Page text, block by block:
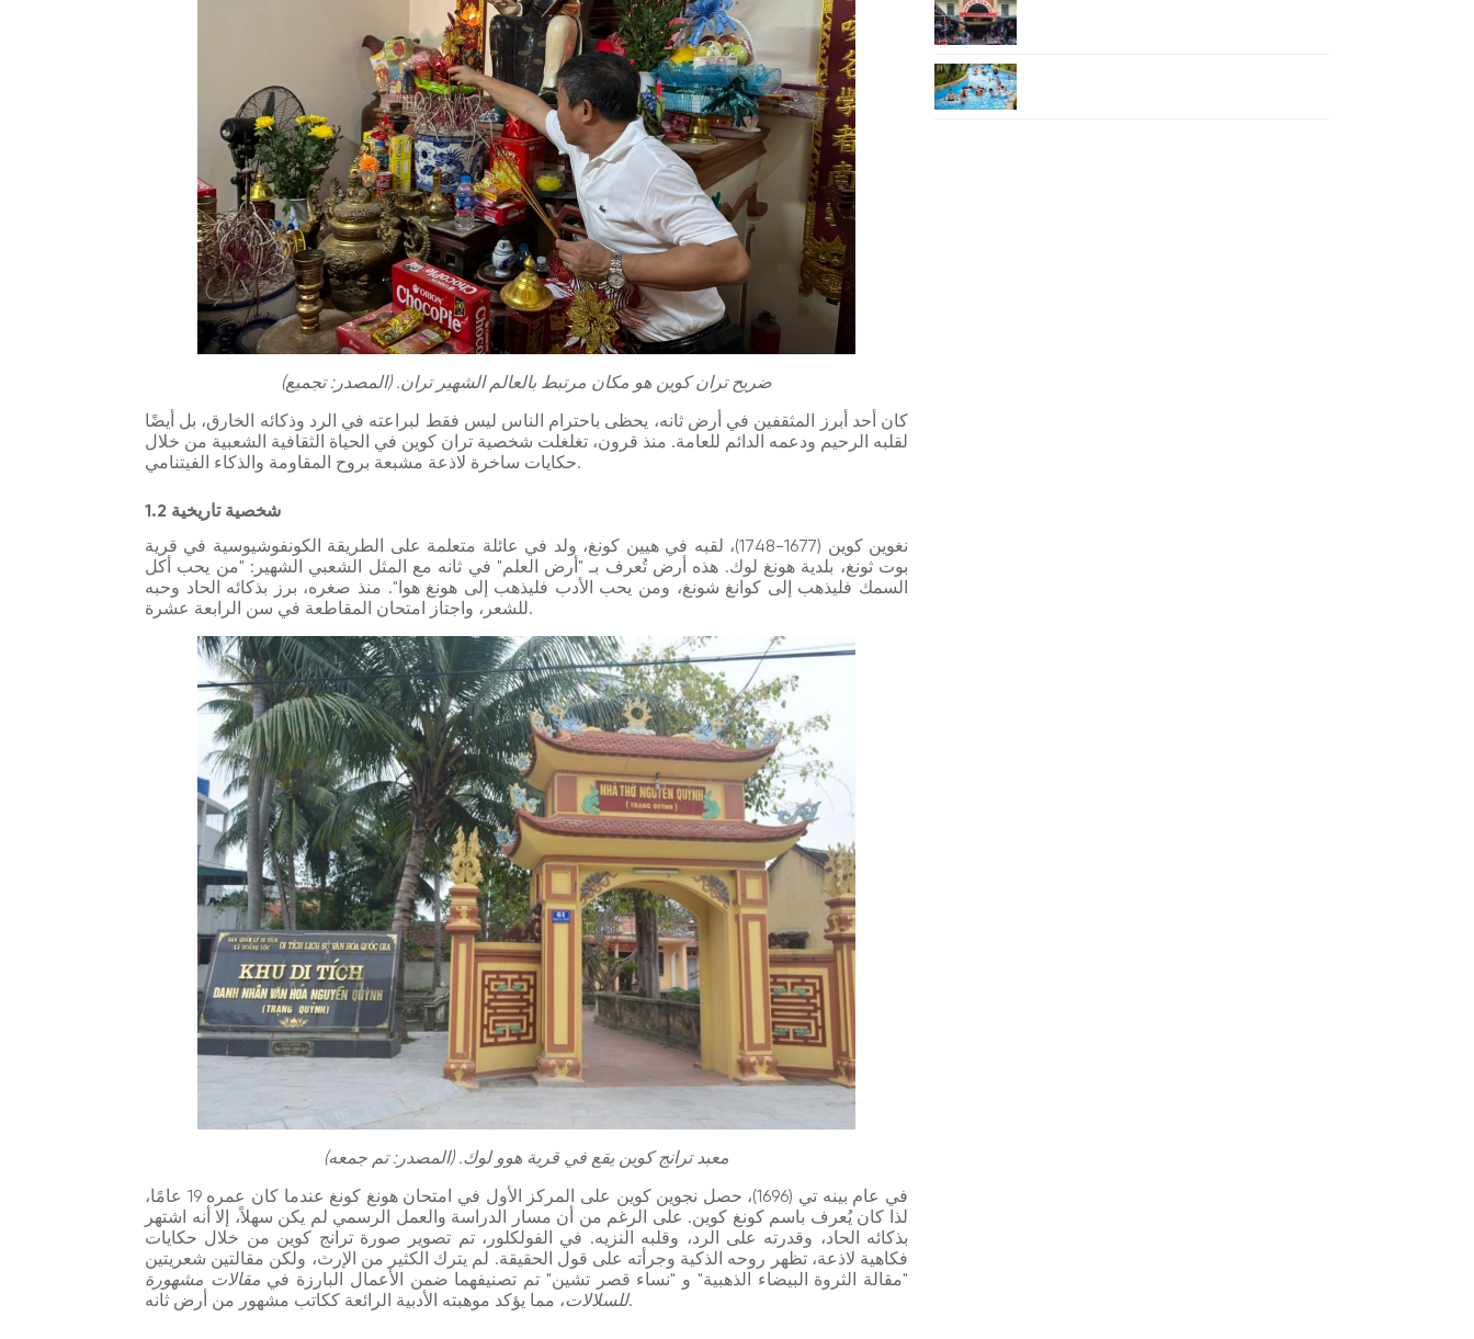
ضريح تران كوين هو مكان مرتبط بالعالم الشهير تران. (المصدر: تجميع)
كان أحد أبرز المثقفين في أرض ثانه، يحظى باحترام الناس ليس فقط لبراعته في الرد وذكائه الخارق، بل أيضًا
لقلبه الرحيم ودعمه الدائم للعامة. منذ قرون، تغلغلت شخصية تران كوين في الحياة الثقافية الشعبية من خلال
حكايات ساخرة لاذعة مشبعة بروح المقاومة والذكاء الفيتنامي.
1.2 شخصية تاريخية
نغوين كوين (1677-1748)، لقبه في هيين كونغ، ولد في عائلة متعلمة على الطريقة الكونفوشيوسية في قرية
بوت ثونغ، بلدية هونغ لوك. هذه أرض تُعرف بـ "أرض العلم" في ثانه مع المثل الشعبي الشهير: "من يحب أكل
السمك فليذهب إلى كوانغ شونغ، ومن يحب الأدب فليذهب إلى هونغ هوا". منذ صغره، برز بذكائه الحاد وحبه
للشعر، واجتاز امتحان المقاطعة في سن الرابعة عشرة.
معبد ترانج كوين يقع في قرية هوو لوك. (المصدر: تم جمعه)
في عام بينه تي (1696)، حصل نجوين كوين على المركز الأول في امتحان هونغ كونغ عندما كان عمره 19 عامًا،
لذا كان يُعرف باسم كونغ كوين. على الرغم من أن مسار الدراسة والعمل الرسمي لم يكن سهلاً، إلا أنه اشتهر
بذكائه الحاد، وقدرته على الرد، وقلبه النزيه. في الفولكلور، تم تصوير صورة ترانج كوين من خلال حكايات
فكاهية لاذعة، تظهر روحه الذكية وجرأته على قول الحقيقة. لم يترك الكثير من الإرث، ولكن مقالتين شعريتين
"مقالة الثروة البيضاء الذهبية" و "نساء قصر تشين" تم تصنيفهما ضمن الأعمال البارزة في مقالات مشهورة
للسلالات، مما يؤكد موهبته الأدبية الرائعة ككاتب مشهور من أرض ثانه.